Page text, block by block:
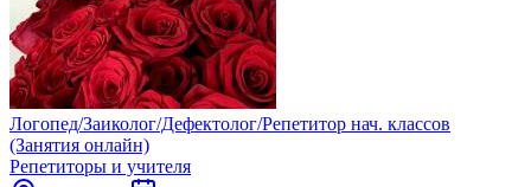
Логопед/Заиколог/Дефектолог/Репетитор нач. классов
(Занятия онлайн)
Репетиторы и учителя